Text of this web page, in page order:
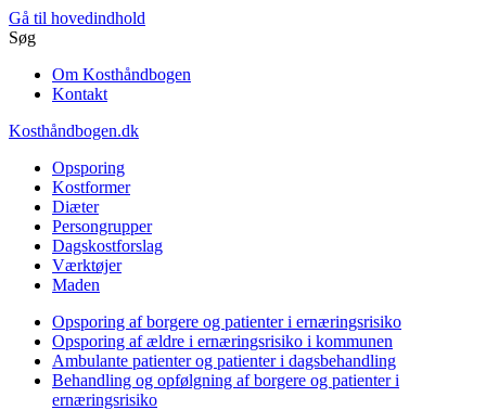
Gå til hovedindhold
Søg
Om Kosthåndbogen
Kontakt
Kosthåndbogen.dk
Opsporing
Kostformer
Diæter
Persongrupper
Dagskostforslag
Værktøjer
Maden
Opsporing af borgere og patienter i ernæringsrisiko
Opsporing af ældre i ernæringsrisiko i kommunen
Ambulante patienter og patienter i dagsbehandling
Behandling og opfølgning af borgere og patienter i
ernæringsrisiko